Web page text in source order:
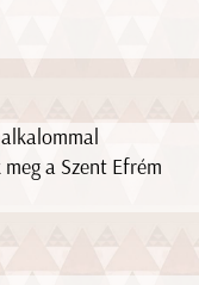
a Szent Efrém